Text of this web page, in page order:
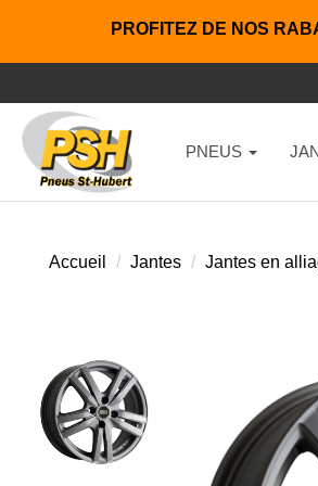
PROFITEZ DE NOS
PNEUS
Accueil Jantes Jantes en